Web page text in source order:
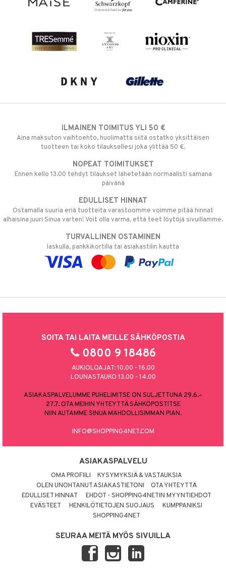
ILMAINEN TOIMITUS YLI 50 €
Aina maksuton vaihtoehto, huolimatta siitä ostatko yksittäisen
tuotteen tai koko tilauksellesi joka ylittää 50 €.
NOPEAT TOIMITUKSET
Ennen kello 13.00 tehdyt tilaukset lähetetään normaalisti samana
päivänä
EDULLISET HINNAT
Ostamalla suuria eriä tuotteita varastoomme voimme pitää hinnat
alhaisina juuri Sinua varten! Voit olla varma, että teet löytöjä sivuillamme.
TURVALLINEN OSTAMINEN
laskulla, pankkikortilla tai asiakastilin kautta
SOITA TAI LAITA MEILLE SÄHKÖPOSTIA
0800 9 18486
AUKIOLOAJAT: 10.00 - 16.00
LOUNASTAUKO 13.00 - 14.00
ASIAKASPALVELUMME PUHELIMITSE ON SULJETTUNA 29.6.–
27.7. OTA MEIHIN YHTEYTTÄ SÄHKÖPOSTITSE
NIIN AUTAMME SINUA MAHDOLLISIMMAN PIAN.
INFO@SHOPPING4NET.COM
ASIAKASPALVELU
OMA PROFIILI
KYSYMYKSIÄ & VASTAUKSIA
OLEN UNOHTANUT ASIAKASTIETONI
OTA YHTEYTTÄ
EDULLISET HINNAT
EHDOT - SHOPPING4NETIN MYYNTIEHDOT
EVÄSTEET
HENKILÖTIETOJEN SUOJAUS
KUMPPANIKSI
SHOPPING4NET
SEURAA MEITÄ MYÖS SIVUILLA